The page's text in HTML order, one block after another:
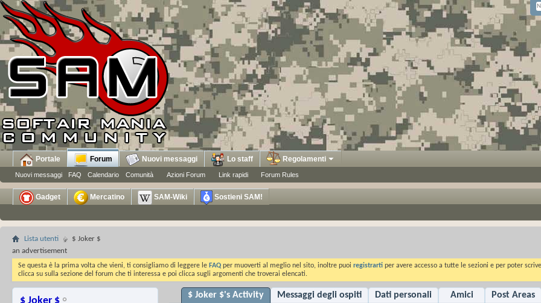
Portale Forum
Nuovi messaggi FAQ Calendario Comunità Azioni Forum Link rapidi Forum Rules
Nuovi messaggi Lo staff Regolamenti
Gadget Mercatino SAM-Wiki Sostieni SAM!
Lista utenti
$ Joker $
an advertisement
Se questa è la prima volta che vieni, ti consigliamo di leggere le FAQ per muoverti al meglio nel sito, inoltre puoi registrarti per avere accesso a tutte le sezioni e per poter
clicca su sulla sezione del forum che ti interessa e poi clicca sugli argomenti che troverai elencati.
$ Joker $
$ Joker $'s Activity Messaggi degli ospiti Dati personali Amici Post Areas